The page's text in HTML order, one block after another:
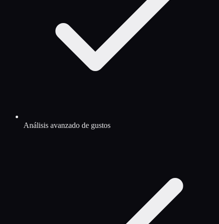
Análisis avanzado de gustos